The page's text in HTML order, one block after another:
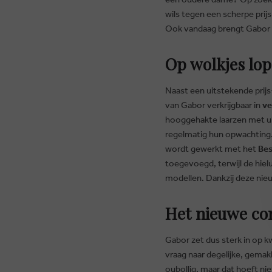
wils tegen een scherpe
Ook vandaag brengt
Op wolkjes
Naast een uitstekende
van Gabor verkrijgbaar in
hooggehakte laarzen met
regelmatig hun
wordt gewerkt met het
toegevoegd, terwijl de
modellen. Dankzij deze
Het nieuwe
Gabor zet dus sterk in op
vraag naar degelijke,
oubollig, maar dat hoeft